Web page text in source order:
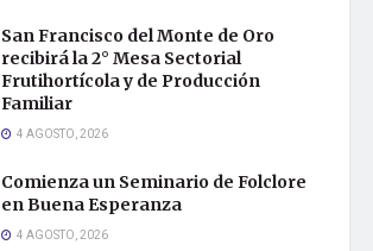
San Francisco del Monte de Oro
recibirá la 2° Mesa Sectorial
Frutihortícola y de Producción
Familiar
4 AGOSTO, 2026
Comienza un Seminario de Folclore
en Buena Esperanza
4 AGOSTO, 2026